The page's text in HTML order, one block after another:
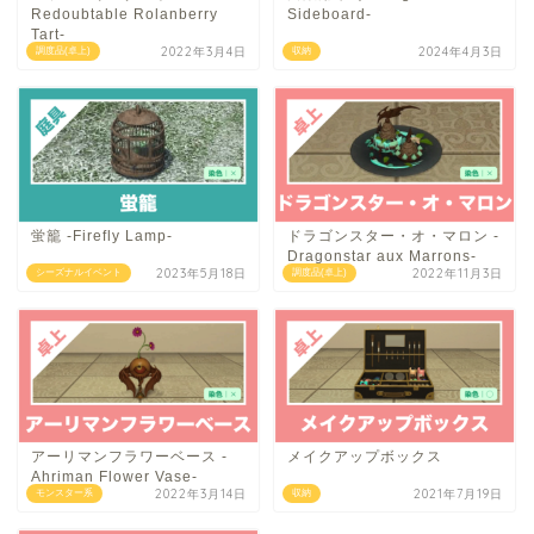
調度品(卓上)
Redoubtable Rolanberry
Tart-
2022年3月4日 収納
Sideboard-
2024年4月3日
シーズナルイベント
蛍籠 -Firefly Lamp-
2023年5月18日 調度品(卓上)
ドラゴンスター・オ・マロン -
Dragonstar aux Marrons-
2022年11月3日
モンスター系
アーリマンフラワーベース -
Ahriman Flower Vase-
2022年3月14日 収納
メイクアップボックス
2021年7月19日